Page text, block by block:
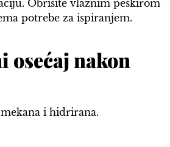
Obrišite vlažnim peškirom
potrebe za ispiranjem.
osećaj nakon
i hidrirana.